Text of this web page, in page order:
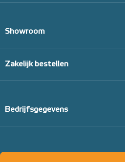
Showroom
Zakelijk bestellen
Bedrijfsgegevens